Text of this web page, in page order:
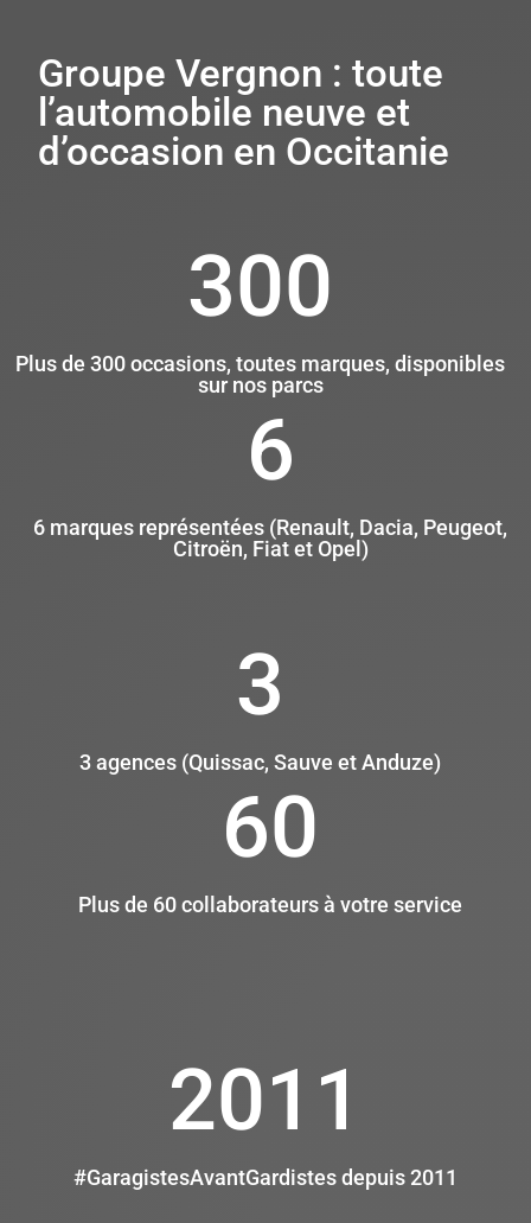
Groupe Vergnon : toute
l’automobile neuve et
d’occasion en Occitanie
300
Plus de 300 occasions, toutes marques, disponibles
sur nos parcs
6
6 marques représentées (Renault, Dacia, Peugeot,
Citroën, Fiat et Opel)
3
3 agences (Quissac, Sauve et Anduze)
60
Plus de 60 collaborateurs à votre service
2011
#GaragistesAvantGardistes depuis 2011